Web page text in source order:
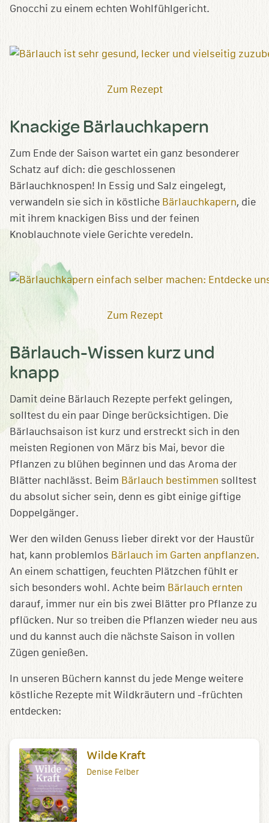
Gnocchi zu einem echten Wohlfühlgericht.
Zum Rezept
Knackige Bärlauchkapern
Zum Ende der Saison wartet ein ganz besonderer
Schatz auf dich: die geschlossenen
Bärlauchknospen! In Essig und Salz eingelegt,
verwandeln sie sich in köstliche Bärlauchkapern, die
mit ihrem knackigen Biss und der feinen
Knoblauchnote viele Gerichte veredeln.
Zum Rezept
Bärlauch-Wissen kurz und
knapp
Damit deine Bärlauch Rezepte perfekt gelingen,
solltest du ein paar Dinge berücksichtigen. Die
Bärlauchsaison ist kurz und erstreckt sich in den
meisten Regionen von März bis Mai, bevor die
Pflanzen zu blühen beginnen und das Aroma der
Blätter nachlässt. Beim Bärlauch bestimmen solltest
du absolut sicher sein, denn es gibt einige giftige
Doppelgänger.
Wer den wilden Genuss lieber direkt vor der Haustür
hat, kann problemlos Bärlauch im Garten anpflanzen.
An einem schattigen, feuchten Plätzchen fühlt er
sich besonders wohl. Achte beim Bärlauch ernten
darauf, immer nur ein bis zwei Blätter pro Pflanze zu
pflücken. Nur so treiben die Pflanzen wieder neu aus
und du kannst auch die nächste Saison in vollen
Zügen genießen.
In unseren Büchern kannst du jede Menge weitere
köstliche Rezepte mit Wildkräutern und -früchten
entdecken:
Wilde Kraft
Denise Felber